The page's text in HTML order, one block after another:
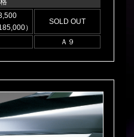
）
SOLD OUT
Ａ９